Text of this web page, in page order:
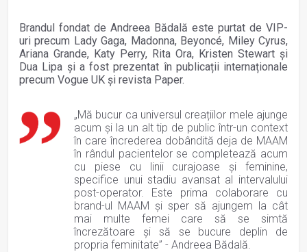
Brandul fondat de Andreea Bădală este purtat de VIP-
uri precum Lady Gaga, Madonna, Beyoncé, Miley Cyrus,
Ariana Grande, Katy Perry, Rita Ora, Kristen Stewart și
Dua Lipa și a fost prezentat în publicații internaționale
precum Vogue UK și revista Paper.
„Mă bucur ca universul creațiilor mele ajunge
acum și la un alt tip de public într-un context
în care încrederea dobândită deja de MAAM
în rândul pacientelor se completează acum
cu piese cu linii curajoase și feminine,
specifice unui stadiu avansat al intervalului
post-operator. Este prima colaborare cu
brand-ul MAAM și sper să ajungem la cât
mai multe femei care să se simtă
încrezătoare și să se bucure deplin de
propria feminitate” - Andreea Bădală.